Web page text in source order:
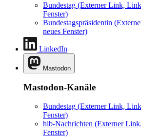
Bundestag (Externer Link,
Fenster)
Bundestagspräsidentin
neues Fenster)
LinkedIn
Mastodon
Mastodon-Kanäle
Bundestag (Externer Link,
Fenster)
hib-Nachrichten (Externer
Fenster)